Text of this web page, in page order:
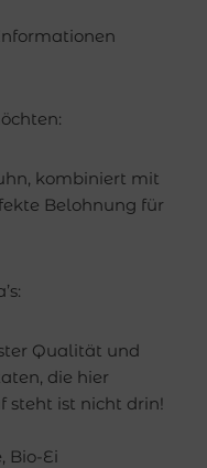
kombiniert mit
Belohnung für
Qualität und
die hier
steht ist nicht drin!
Bio-Ei